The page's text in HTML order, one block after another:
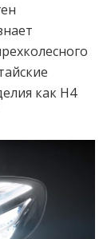
как Н4